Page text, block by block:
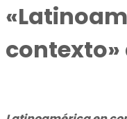
contexto»